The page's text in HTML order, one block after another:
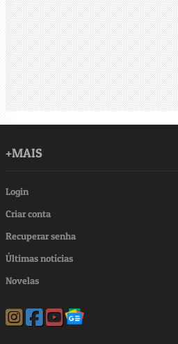
+MAIS
Login
Criar conta
Recuperar senha
Últimas notícias
Novelas